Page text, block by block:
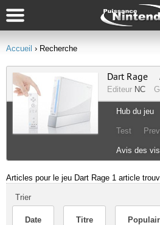
Accueil › Recherche
Dart Rage
Editeur NC
Hub du jeu
Test
Avis des
Articles pour le jeu Dart Rage 1 article
Trier
Date Titre